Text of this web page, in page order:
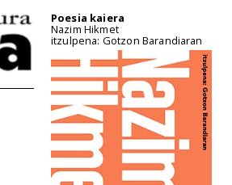
Poesia kaiera
Nazim Hikmet
itzulpena: Gotzon Barandiaran